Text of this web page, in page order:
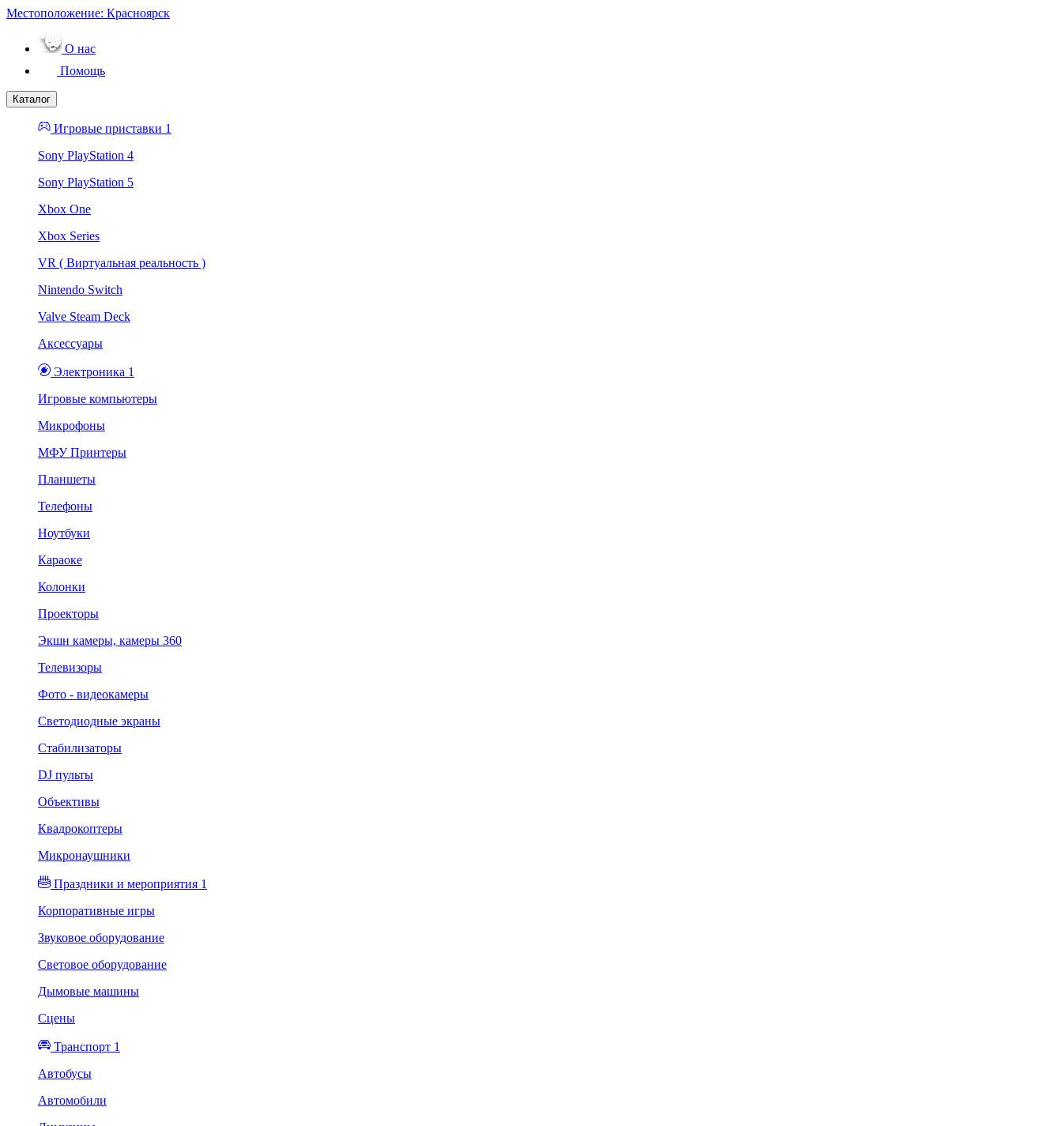
Местоположение: Красноярск
О нас
Помощь
Каталог
Игровые приставки 1
Sony PlayStation 4
Sony PlayStation 5
Xbox One
Xbox Series
VR ( Виртуальная реальность )
Nintendo Switch
Valve Steam Deck
Аксессуары
Электроника 1
Игровые компьютеры
Микрофоны
МФУ Принтеры
Планшеты
Телефоны
Ноутбуки
Караоке
Колонки
Проекторы
Экшн камеры, камеры 360
Телевизоры
Фото - видеокамеры
Светодиодные экраны
Стабилизаторы
DJ пульты
Объективы
Квадрокоптеры
Микронаушники
Праздники и мероприятия 1
Корпоративные игры
Звуковое оборудование
Световое оборудование
Дымовые машины
Сцены
Транспорт 1
Автобусы
Автомобили